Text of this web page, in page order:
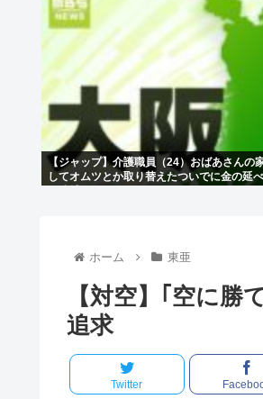
【ジャップ】介護職員（24）おばあさんの
してオムツとか取り替えたついでに金の延
ホーム 東亜
【対空】｢空に
追求
Twitter